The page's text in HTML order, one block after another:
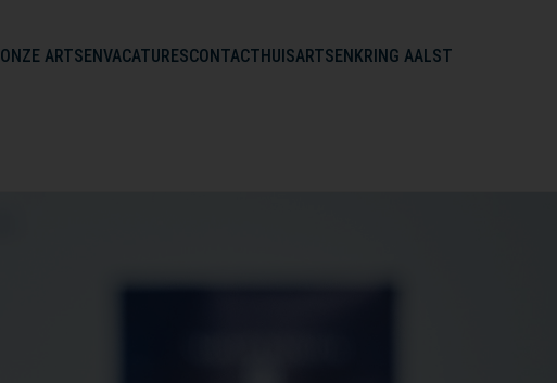
ONZE ARTSENVACATURESCONTACTHUISARTSENKRING AALST